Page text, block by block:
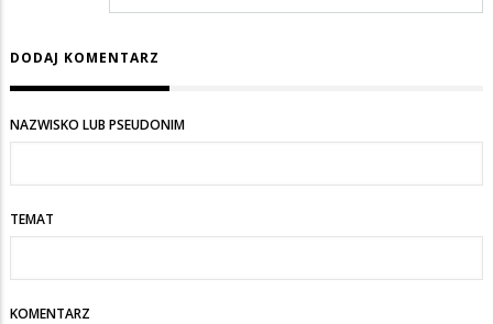
DODAJ KOMENTARZ
NAZWISKO LUB PSEUDONIM
TEMAT
KOMENTARZ